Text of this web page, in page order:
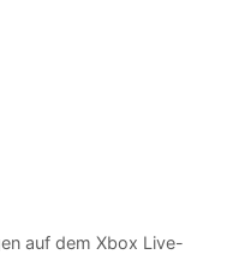
auf dem Xbox Live-